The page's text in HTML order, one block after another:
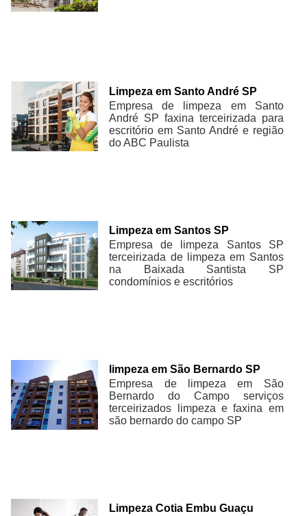
Limpeza em Santo André SP
Empresa de limpeza em Santo
André SP faxina terceirizada para
escritório em Santo André e região
do ABC Paulista
Limpeza em Santos SP
Empresa de limpeza Santos SP
terceirizada de limpeza em Santos
na Baixada Santista SP
condomínios e escritórios
limpeza em São Bernardo SP
Empresa de limpeza em São
Bernardo do Campo serviços
terceirizados limpeza e faxina em
são bernardo do campo SP
Limpeza Cotia Embu Guaçu